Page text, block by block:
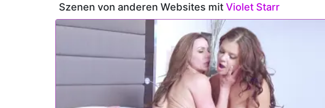
Szenen von anderen Websites mit Violet Starr